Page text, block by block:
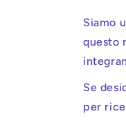
Siamo
questo
Se
per